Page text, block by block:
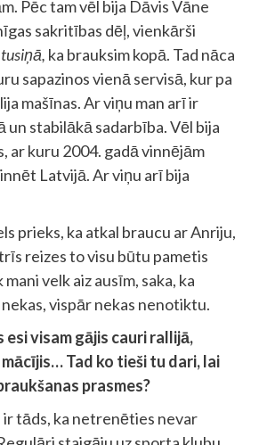
Pēc tam vēl bija Dāvis Vāne
sakritības dēļ, vienkārši
tusiņā, ka brauksim kopā. Tad nāca
sapazinos vienā servisā, kur pa
mašīnas. Ar viņu man arī ir
un stabilākā sadarbība. Vēl bija
ar kuru 2004. gadā vinnējām
Latvijā. Ar viņu arī bija
prieks, ka atkal braucu ar Anriju,
reizes to visu būtu pametis
velk aiz ausīm, saka, ka
vispār nekas nenotiktu.
esi visam gājis cauri rallijā,
Tad ko tieši tu dari, lai
prasmes?
ir tāds, ka netrenēties nevar